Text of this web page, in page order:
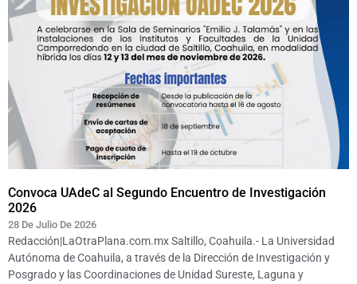
Convoca UAdeC al Segundo Encuentro de Investigación
2026
28 De Julio De 2026
Redacción|LaOtraPlana.com.mx Saltillo, Coahuila.- La Universidad
Autónoma de Coahuila, a través de la Dirección de Investigación y
Posgrado y las Coordinaciones de Unidad Sureste, Laguna y